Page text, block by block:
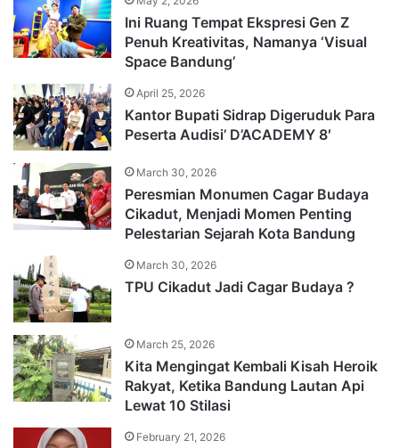
Ini Ruang Tempat Ekspresi Gen Z
Penuh Kreativitas, Namanya ‘Visual
Space Bandung’
April 25, 2026
Kantor Bupati Sidrap Digeruduk Para
Peserta Audisi’ D’ACADEMY 8′
March 30, 2026
Peresmian Monumen Cagar Budaya
Cikadut, Menjadi Momen Penting
Pelestarian Sejarah Kota Bandung
March 30, 2026
TPU Cikadut Jadi Cagar Budaya ?
March 25, 2026
Kita Mengingat Kembali Kisah Heroik
Rakyat, Ketika Bandung Lautan Api
Lewat 10 Stilasi
February 21, 2026